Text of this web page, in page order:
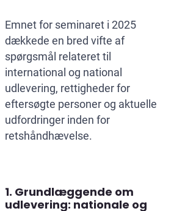
Emnet for seminaret i 2025
dækkede en bred vifte af
spørgsmål relateret til
international og national
udlevering, rettigheder for
eftersøgte personer og aktuelle
udfordringer inden for
retshåndhævelse.
1. Grundlæggende om
udlevering: nationale og